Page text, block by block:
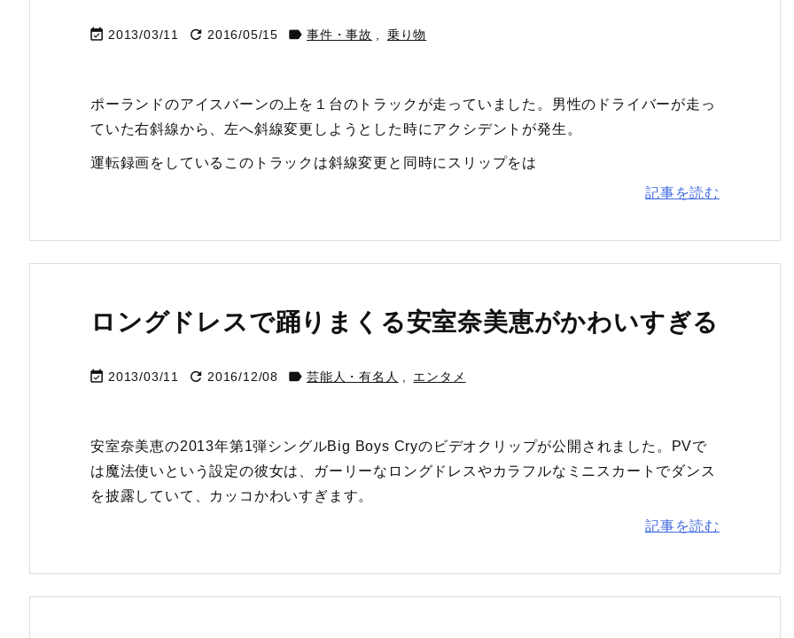
 2013/03/11  2016/05/15  事件・事故 乗り物
ポーランドのアイスバーンの上を１台のトラックが走っていました。男性のドライバーが走っ
ていた右斜線から、左へ斜線変更しようとした時にアクシデントが発生。
運転録画をしているこのトラックは斜線変更と同時にスリップをは
記事を読む
ロングドレスで踊りまくる安室奈美恵がかわいすぎる
 2013/03/11  2016/12/08  芸能人・有名人 エンタメ
安室奈美恵の2013年第1弾シングルBig Boys Cryのビデオクリップが公開されました。PVで
は魔法使いという設定の彼女は、ガーリーなロングドレスやカラフルなミニスカートでダンス
を披露していて、カッコかわいすぎます。
記事を読む